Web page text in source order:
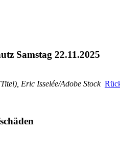
Samstag 22.11.2025
Eric Isselée/Adobe Stock